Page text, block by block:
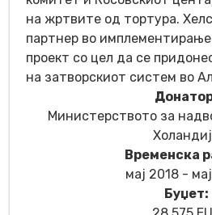
на жртвите од тортура.
партнер во
проект со цел да се
на затворскиот систем во
Министерството за
Временска
мај 2018 -
Буџет: